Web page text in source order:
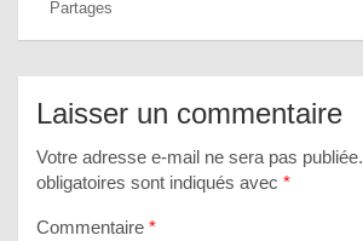
Partages
Laisser un commentaire
Votre adresse e-mail ne sera pas publiée.
obligatoires sont indiqués avec *
Commentaire *